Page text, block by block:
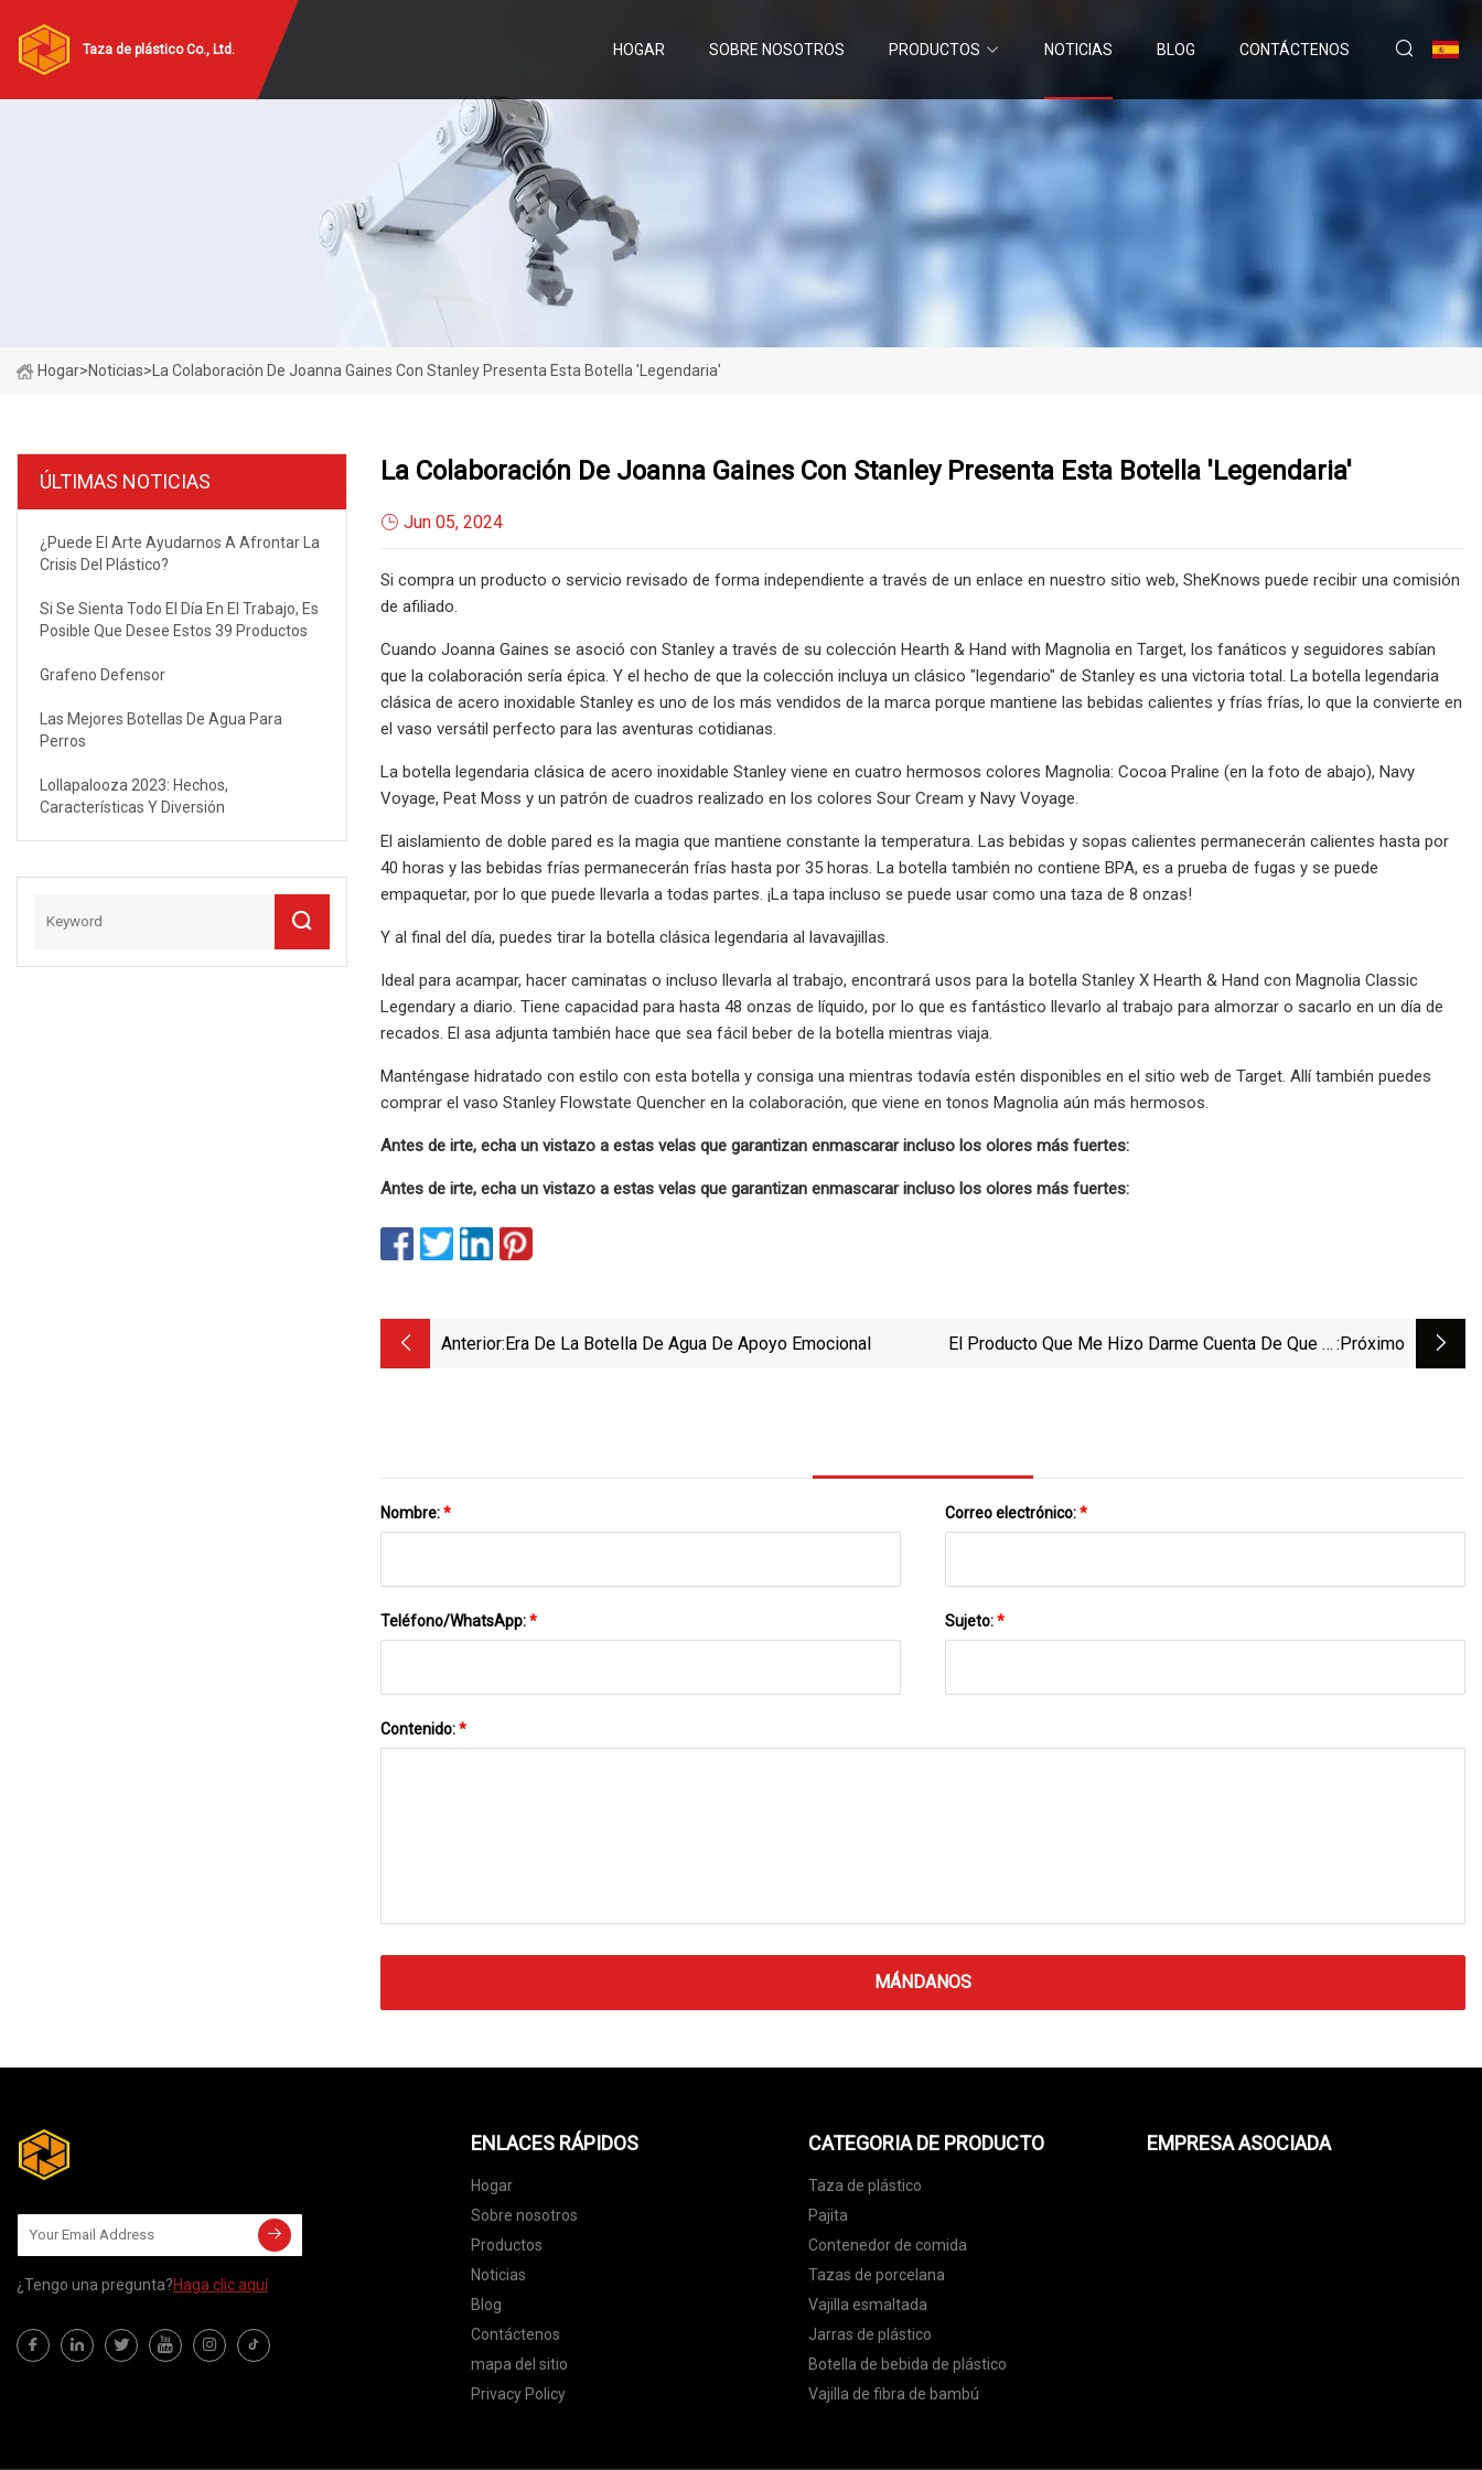
Taza de plástico Co., Ltd. HOGAR SOBRE NOSOTROS PRODUCTOS NOTICIAS BLOG CONTÁCTENOS
Hogar>Noticias> La Colaboración De Joanna Gaines Con Stanley Presenta Esta Botella 'legendaria'
ÚLTIMAS NOTICIAS
¿Puede El Arte Ayudarnos A Afrontar La
Crisis Del Plástico?
Si Se Sienta Todo El Día En El Trabajo, Es
Posible Que Desee Estos 39 Productos
Grafeno Defensor
Las Mejores Botellas De Agua Para
Perros
Lollapalooza 2023: Hechos,
Características Y Diversión
La Colaboración De Joanna Gaines Con Stanley Presenta Esta Botella 'legendaria'
Jun 05, 2024
Si compra un producto o servicio revisado de forma independiente a través de un enlace en nuestro sitio web, SheKnows puede recibir una comisión
de afiliado.
Cuando Joanna Gaines se asoció con Stanley a través de su colección Hearth & Hand with Magnolia en Target, los fanáticos y seguidores sabían
que la colaboración sería épica. Y el hecho de que la colección incluya un clásico "legendario" de Stanley es una victoria total. La botella legendaria
clásica de acero inoxidable Stanley es uno de los más vendidos de la marca porque mantiene las bebidas calientes y frías frías, lo que la convierte en
el vaso versátil perfecto para las aventuras cotidianas.
La botella legendaria clásica de acero inoxidable Stanley viene en cuatro hermosos colores Magnolia: Cocoa Praline (en la foto de abajo), Navy
Voyage, Peat Moss y un patrón de cuadros realizado en los colores Sour Cream y Navy Voyage.
El aislamiento de doble pared es la magia que mantiene constante la temperatura. Las bebidas y sopas calientes permanecerán calientes hasta por
40 horas y las bebidas frías permanecerán frías hasta por 35 horas. La botella también no contiene BPA, es a prueba de fugas y se puede
empaquetar, por lo que puede llevarla a todas partes. ¡La tapa incluso se puede usar como una taza de 8 onzas!
Y al final del día, puedes tirar la botella clásica legendaria al lavavajillas.
Ideal para acampar, hacer caminatas o incluso llevarla al trabajo, encontrará usos para la botella Stanley X Hearth & Hand con Magnolia Classic
Legendary a diario. Tiene capacidad para hasta 48 onzas de líquido, por lo que es fantástico llevarlo al trabajo para almorzar o sacarlo en un día de
recados. El asa adjunta también hace que sea fácil beber de la botella mientras viaja.
Manténgase hidratado con estilo con esta botella y consiga una mientras todavía estén disponibles en el sitio web de Target. Allí también puedes
comprar el vaso Stanley Flowstate Quencher en la colaboración, que viene en tonos Magnolia aún más hermosos.
Antes de irte, echa un vistazo a estas velas que garantizan enmascarar incluso los olores más fuertes:
Antes de irte, echa un vistazo a estas velas que garantizan enmascarar incluso los olores más fuertes:
Anterior:Era De La Botella De Agua De Apoyo Emocional
El Producto Que Me Hizo Darme Cuenta De Que El :próximo
Nombre:* Correo electrónico:*
Teléfono/WhatsApp:* Sujeto:*
Contenido:*
MÁNDANOS
¿Tengo una pregunta?Haga clic aquí
ENLACES RÁPIDOS
Hogar
Sobre nosotros
Productos
Noticias
Blog
Contáctenos
mapa del sitio
Privacy Policy
CATEGORIA DE PRODUCTO
Taza de plástico
Pajita
Contenedor de comida
Tazas de porcelana
Vajilla esmaltada
Jarras de plástico
Botella de bebida de plástico
Vajilla de fibra de bambú
EMPRESA ASOCIADA